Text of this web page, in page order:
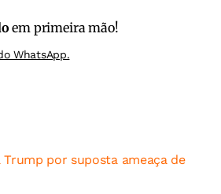
em primeira mão!
WhatsApp.
por suposta ameaça de